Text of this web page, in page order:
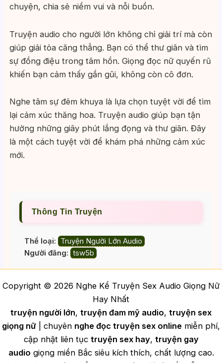
chuyện, chia sẻ niềm vui và nỗi buồn.
Truyện audio cho người lớn không chỉ giải trí mà còn
giúp giải tỏa căng thẳng. Bạn có thể thư giãn và tìm
sự đồng điệu trong tâm hồn. Giọng đọc nữ quyến rũ
khiến bạn cảm thấy gần gũi, không còn cô đơn.
Nghe tâm sự đêm khuya là lựa chọn tuyệt vời để tìm
lại cảm xúc thăng hoa. Truyện audio giúp bạn tận
hưởng những giây phút lắng đọng và thư giãn. Đây
là một cách tuyệt vời để khám phá những cảm xúc
mới.
Thông Tin Truyện
Thể loại: Truyện Người Lớn Audio
Người đăng: tsw5b
Copyright © 2026 Nghe Kể Truyện Sex Audio Giọng Nữ
Hay Nhất
truyện người lớn, truyện đam mỹ audio, truyện sex
giọng nữ | chuyên nghe đọc truyện sex online miễn phí,
cập nhật liên tục truyện sex hay, truyện gay
audio giọng miền Bắc siêu kích thích, chất lượng cao.